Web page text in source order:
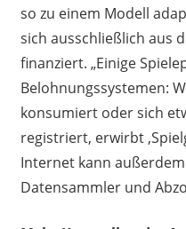
so zu einem Modell
sich ausschließlich aus
finanziert. „Einige
Belohnungssystemen:
konsumiert oder sich
registriert, erwirbt ‚
Internet kann
Datensammler und